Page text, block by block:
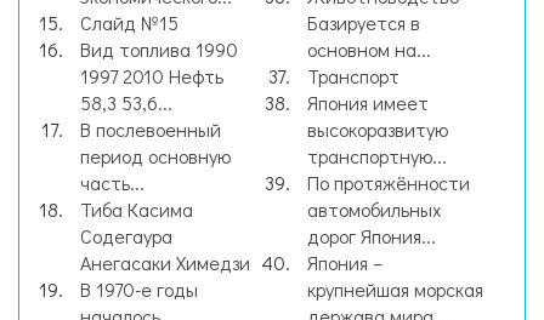
Слайд №15
Вид топлива 1990
1997 2010 Нефть
58,3 53,6...
В послевоенный
период основную
часть...
Тиба Касима
Содегаура
Анегасаки Химедзи
В 1970-е годы
Базируется в
основном на...
Транспорт
Япония имеет
высокоразвитую
транспортную...
По протяжённости
автомобильных
дорог Япония...
Япония –
крупнейшая морская